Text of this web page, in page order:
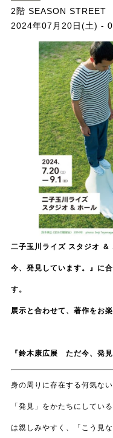
2階 SEASON STREET
2024年07月20日(土) -
二子玉川ライズ スタジオ
今、発見しています。』に
す。
展示と合わせて、著作をお楽
『鈴木康広展 ただ今、発
身の周りに存在する何気な
「発見」をかたちにしてい
は親しみやすく、「こう見